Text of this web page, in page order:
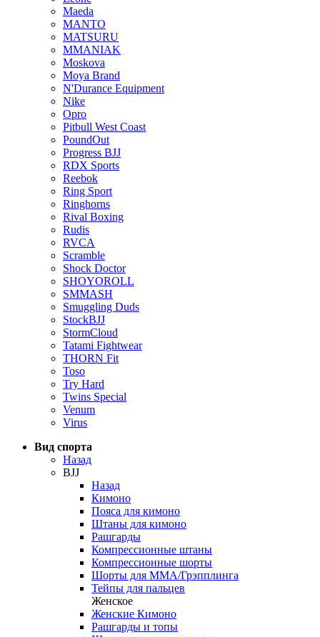
Maeda
MANTO
MATSURU
MMANIAK
Moskova
Moya Brand
N'Durance Equipment
Nike
Opro
Pitbull West Coast
PoundOut
Progress BJJ
RDX Sports
Reebok
Ring Sport
Ringhorns
Rival Boxing
Rudis
RVCA
Scramble
Shock Doctor
SHOYOROLL
SMMASH
Smuggling Duds
StockBJJ
StormCloud
Tatami Fightwear
THORN Fit
Toso
Try Hard
Twins Special
Venum
Virus
Вид спорта
Назад
BJJ
Назад
Кимоно
Пояса для кимоно
Штаны для кимоно
Рашгарды
Компрессионные штаны
Компрессионные шорты
Шорты для ММА/Грэпплинга
Тейпы для пальцев
Женское
Женские Кимоно
Рашгарды и топы